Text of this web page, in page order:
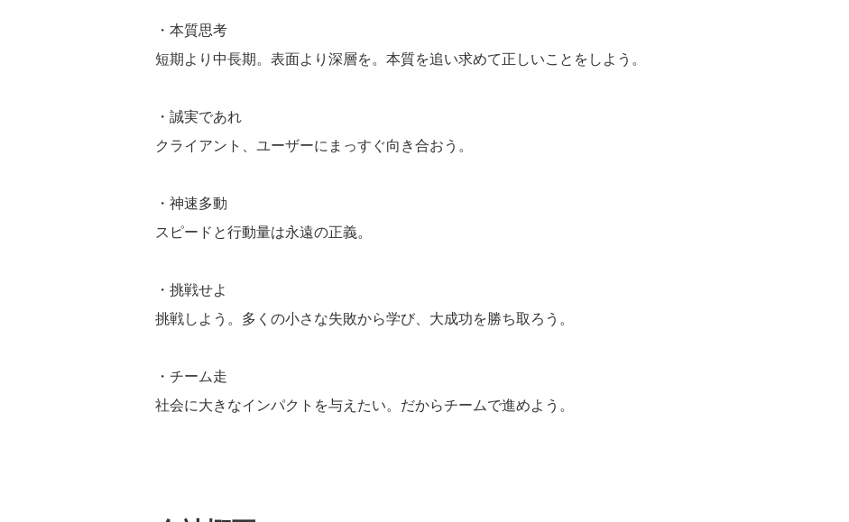
・本質思考
短期より中長期。表面より深層を。本質を追い求めて正しいことをしよう。
・誠実であれ
クライアント、ユーザーにまっすぐ向き合おう。
・神速多動
スピードと行動量は永遠の正義。
・挑戦せよ
挑戦しよう。多くの小さな失敗から学び、大成功を勝ち取ろう。
・チーム走
社会に大きなインパクトを与えたい。だからチームで進めよう。